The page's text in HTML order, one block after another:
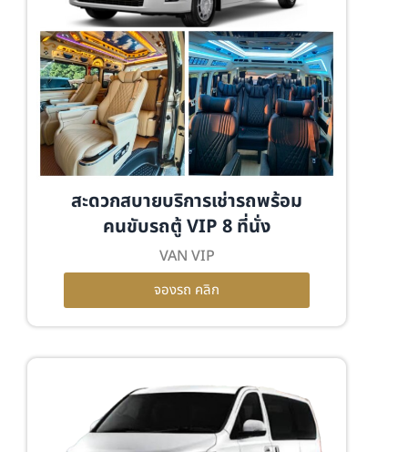
สะดวกสบายบริการเช่ารถพร้อม
คนขับรถตู้ VIP 8 ที่นั่ง
VAN VIP
จองรถ คลิก